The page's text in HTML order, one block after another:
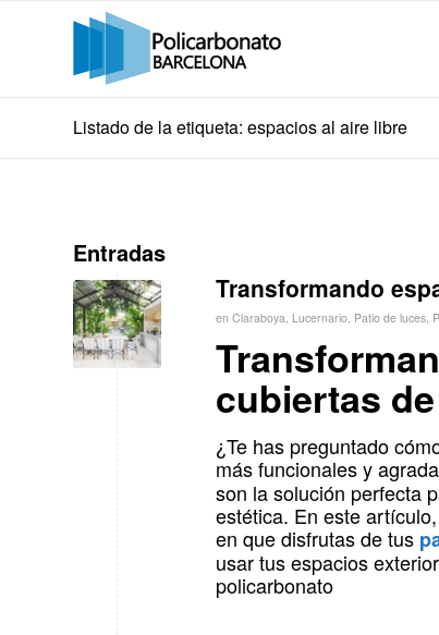
Listado de la etiqueta: espacios al aire libre
Entradas
Transformando
en Claraboya, Lucernario, Patio de luces,
cubiertas
¿Te has preguntado
más funcionales y
son la solución perfecta
estética. En este
en que disfrutas de tus
usar tus espacios
policarbonato